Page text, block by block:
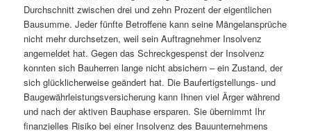
Durchschnitt zwischen drei und zehn Prozent der eigentlichen
Bausumme. Jeder fünfte Betroffene kann seine Mängelansprüche
nicht mehr durchsetzen, weil sein Auftragnehmer Insolvenz
angemeldet hat. Gegen das Schreckgespenst der Insolvenz
konnten sich Bauherren lange nicht absichern – ein Zustand, der
sich glücklicherweise geändert hat. Die Baufertigstellungs- und
Baugewährleistungsversicherung kann Ihnen viel Ärger während
und nach der aktiven Bauphase ersparen. Sie übernimmt Ihr
finanzielles Risiko bei einer Insolvenz des Bauunternehmens